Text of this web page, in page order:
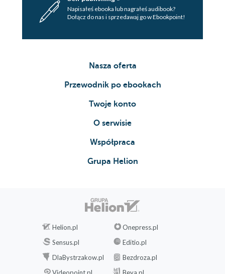
Napisałeś ebooka lub nagrałeś audibook?
Dołącz do nas i sprzedawaj go w Ebookpoint!
Nasza oferta
Przewodnik po ebookach
Twoje konto
O serwisie
Współpraca
Grupa Helion
Helion.pl
Onepress.pl
Sensus.pl
Editio.pl
DlaBystrzakow.pl
Bezdroza.pl